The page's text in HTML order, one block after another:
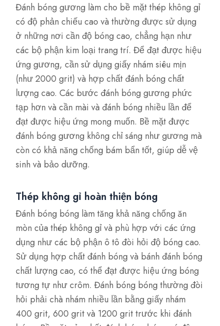
Đánh bóng gương làm cho bề mặt thép không gỉ
có độ phản chiếu cao và thường được sử dụng
ở những nơi cần độ bóng cao, chẳng hạn như
các bộ phận kim loại trang trí. Để đạt được hiệu
ứng gương, cần sử dụng giấy nhám siêu mịn
(như 2000 grit) và hợp chất đánh bóng chất
lượng cao. Các bước đánh bóng gương phức
tạp hơn và cần mài và đánh bóng nhiều lần để
đạt được hiệu ứng mong muốn. Bề mặt được
đánh bóng gương không chỉ sáng như gương mà
còn có khả năng chống bám bẩn tốt, giúp dễ vệ
sinh và bảo dưỡng.
Thép không gỉ hoàn thiện bóng
Đánh bóng bóng làm tăng khả năng chống ăn
mòn của thép không gỉ và phù hợp với các ứng
dụng như các bộ phận ô tô đòi hỏi độ bóng cao.
Sử dụng hợp chất đánh bóng và bánh đánh bóng
chất lượng cao, có thể đạt được hiệu ứng bóng
tương tự như crôm. Đánh bóng bóng thường đòi
hỏi phải chà nhám nhiều lần bằng giấy nhám
400 grit, 600 grit và 1200 grit trước khi đánh